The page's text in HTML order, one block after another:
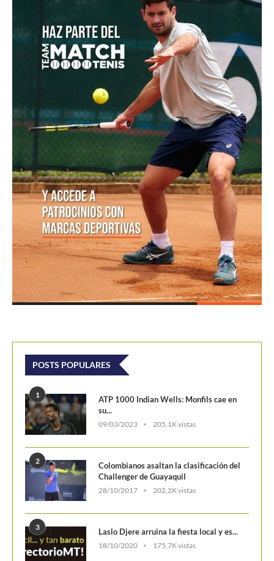
femenino después de nueve años
Luciana Roa conquista con tan solo 13 años su primer
título en el Circuito Mundial Junior
Equipo masculino de Colombia logró su mejor
resultado en el Campeonato Mundial Sub-14 de Tenis
POSTS POPULARES